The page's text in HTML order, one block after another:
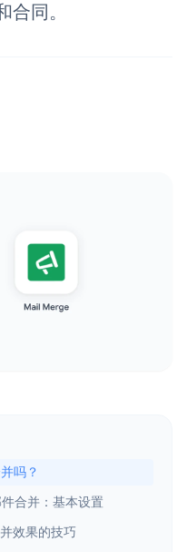
同。
吗？
合并：基本设置
效果的技巧